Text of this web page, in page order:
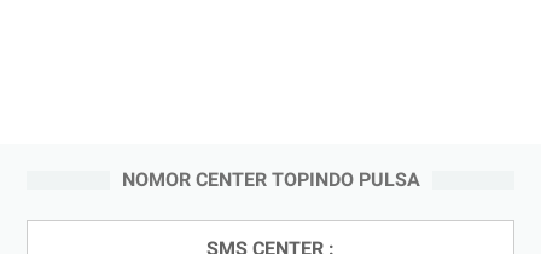
NOMOR CENTER TOPINDO PULSA
SMS CENTER :